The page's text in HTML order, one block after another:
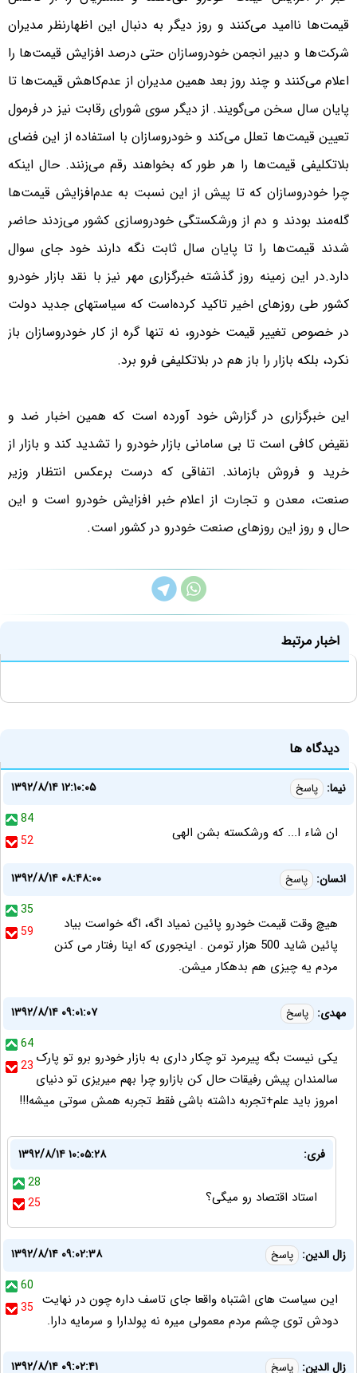
قیمت‌ها ناامید می‌کنند و روز دیگر به دنبال این اظهارنظر مدیران
شرکت‌ها و دبیر انجمن خودروسازان حتی درصد افزایش قیمت‌ها را
اعلام می‌کنند و چند روز بعد همین مدیران از عدم‌کاهش قیمت‌ها تا
پایان سال سخن می‌گویند. از دیگر سوی شورای رقابت نیز در فرمول
تعیین قیمت‌ها تعلل می‌کند و خودروسازان با استفاده از این فضای
بلاتکلیفی قیمت‌ها را هر طور که بخواهند رقم می‌زنند. حال اینکه
چرا خودروسازان که تا پیش از این نسبت به عدم‌افزایش قیمت‌ها
گله‌مند بودند و دم از ورشکستگی خودروسازی کشور می‌زدند حاضر
شدند قیمت‌ها را تا پایان سال ثابت نگه دارند خود جای سوال
دارد.در این زمینه روز گذشته خبرگزاری مهر نیز با نقد بازار خودرو
کشور طی روزهای اخیر تاکید کرده‌است که سیاست‎های جدید دولت
در خصوص تغییر قیمت خودرو، نه تنها گره از کار خودروسازان باز
نکرد، بلکه بازار را باز هم در بلاتکلیفی فرو برد.
این خبرگزاری در گزارش خود آورده است که همین اخبار ضد و
نقیض کافی است تا بی سامانی بازار خودرو را تشدید کند و بازار از
خرید و فروش بازماند. اتفاقی که درست برعکس انتظار وزیر
صنعت، معدن و تجارت از اعلام خبر افزایش خودرو است و این
حال و روز این روزهای صنعت خودرو در کشور است.
اخبار مرتبط
دیدگاه ها
نیما: پاسخ
۱۳۹۲/۸/۱۴ ۱۲:۱۰:۰۵
84
52
ان شاء ا... که ورشکسته بشن الهی
انسان: پاسخ
۱۳۹۲/۸/۱۴ ۰۸:۴۸:۰۰
35
59
هیچ وقت قیمت خودرو پائین نمیاد اگه، اگه خواست بیاد
پائین شاید 500 هزار تومن . اینجوری که اینا رفتار می کنن
مردم یه چیزی هم بدهکار میشن.
مهدی: پاسخ
۱۳۹۲/۸/۱۴ ۰۹:۰۱:۰۷
64
23 یکی نیست بگه پیرمرد تو چکار داری به بازار خودرو برو تو پارک
سالمندان پیش رفیقات حال کن بازارو چرا بهم میریزی تو دنیای
امروز باید علم+تجربه داشته باشی فقط تجربه همش سوتی میشه!!!
فری:
۱۳۹۲/۸/۱۴ ۱۰:۰۵:۲۸
28
25
استاد اقتصاد رو میگی؟
زال الدین: پاسخ
۱۳۹۲/۸/۱۴ ۰۹:۰۲:۳۸
60
35 این سیاست های اشتباه واقعا جای تاسف داره چون در نهایت
دودش توی چشم مردم معمولی میره نه پولدارا و سرمایه دارا.
زال الدین: پاسخ ۱۳۹۲/۸/۱۴ ۰۹:۰۲:۴۱